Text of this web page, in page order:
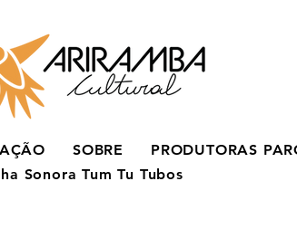
SOBRE PRODUTORAS
Sonora Tum Tu Tubos